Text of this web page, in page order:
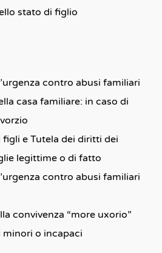
stato di figlio
contro abusi familiari
casa familiare: in caso di
e Tutela dei diritti dei
legittime o di fatto
contro abusi familiari
convivenza “more uxorio”
o incapaci